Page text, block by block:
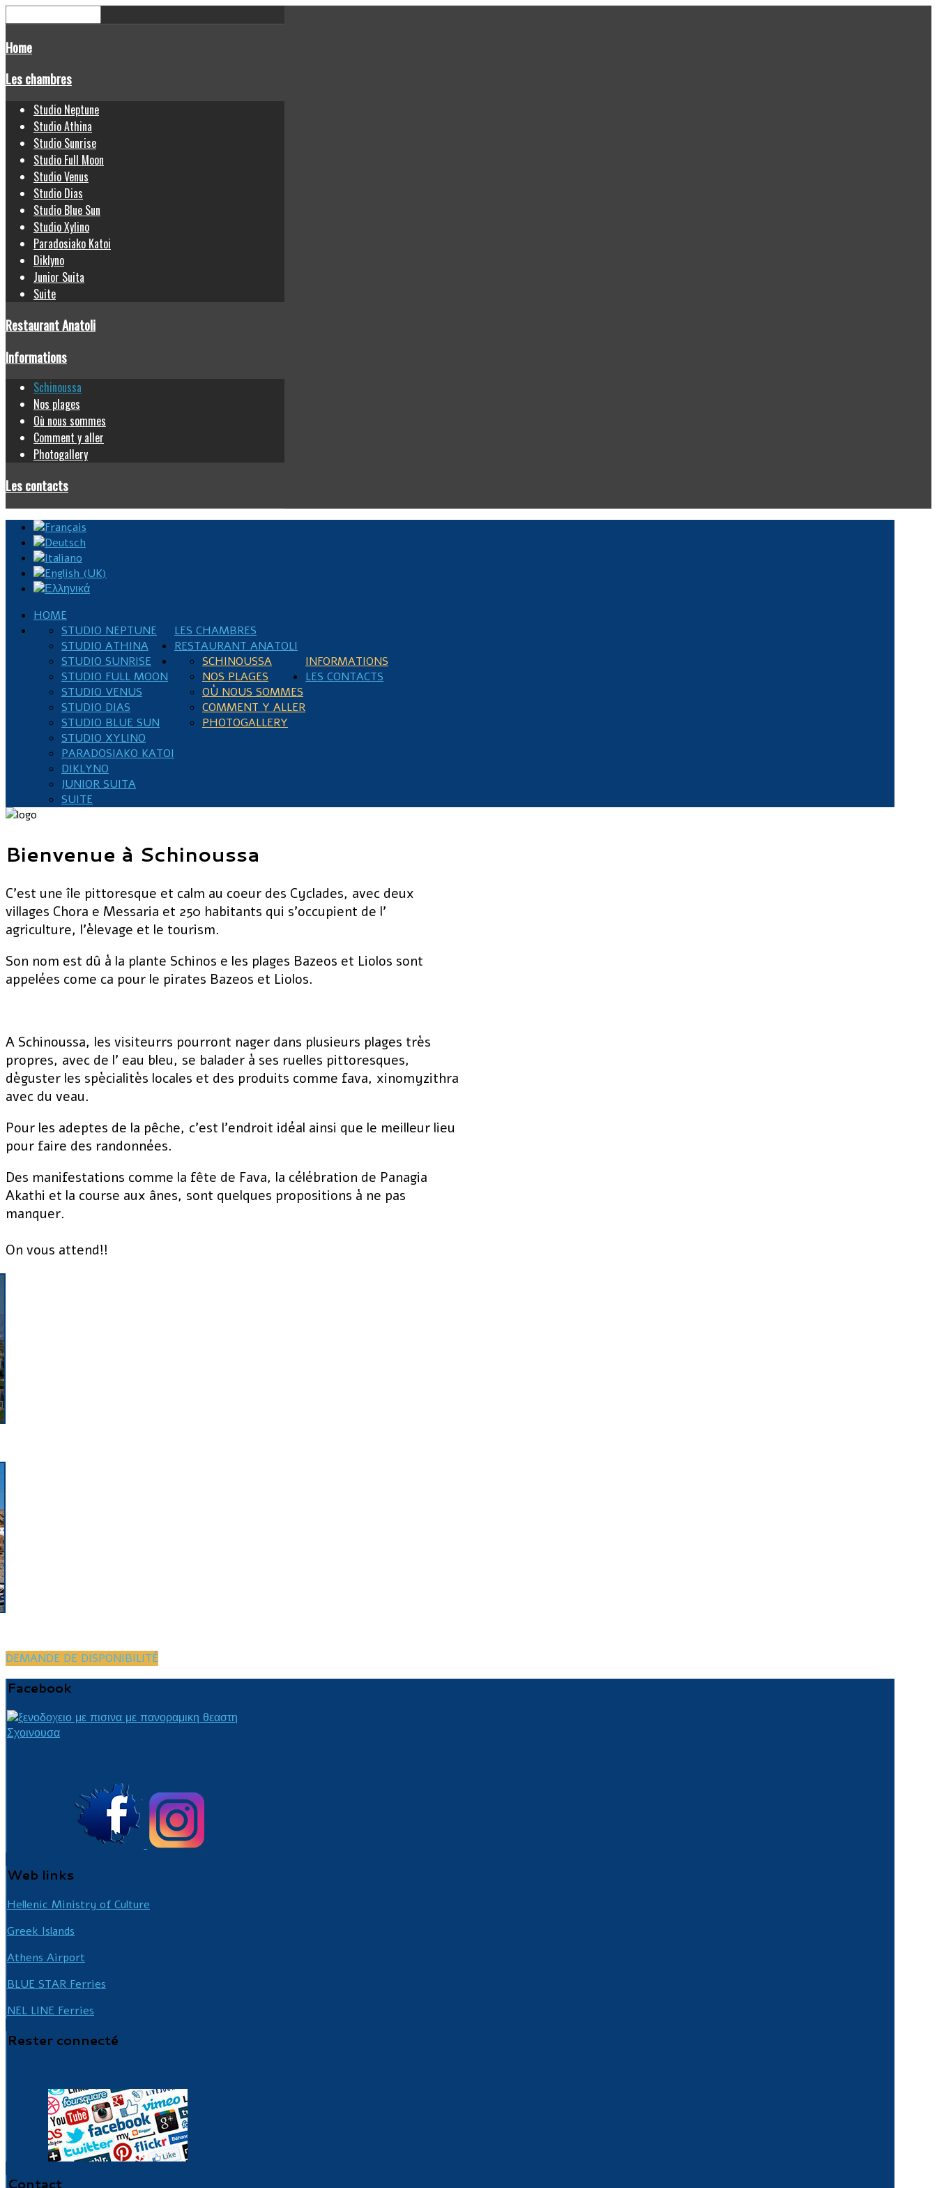
Home
Les chambres
Studio Neptune
Studio Athina
Studio Sunrise
Studio Full Moon
Studio Venus
Studio Dias
Studio Blue Sun
Studio Xylino
Paradosiako Katoi
Diklyno
Junior Suita
Suite
Restaurant Anatoli
Informations
Schinoussa
Nos plages
Où nous sommes
Comment y aller
Photogallery
Les contacts
HOME
LES CHAMBRES
STUDIO NEPTUNE
STUDIO ATHINA
STUDIO SUNRISE
STUDIO FULL MOON
STUDIO VENUS
STUDIO DIAS
STUDIO BLUE SUN
STUDIO XYLINO
PARADOSIAKO KATOI
DIKLYNO
JUNIOR SUITA
SUITE
RESTAURANT ANATOLI
INFORMATIONS
SCHINOUSSA
NOS PLAGES
OÙ NOUS SOMMES
COMMENT Y ALLER
PHOTOGALLERY
LES CONTACTS
Bienvenue à Schinoussa
C'est une île pittoresque et calm au coeur des Cyclades, avec deux
villages Chora e Messaria et 250 habitants qui s'occupient de l'
agriculture, l'èlevage et le tourism.
Son nom est dû à la plante Schinos e les plages Bazeos et Liolos sont
appelées come ca pour le pirates Bazeos et Liolos.
A Schinoussa, les visiteurrs pourront nager dans plusieurs plages très
propres, avec de l' eau bleu, se balader à ses ruelles pittoresques,
dèguster les spècialitès locales et des produits comme fava, xinomyzithra
avec du veau.
Pour les adeptes de la pêche, c'est l'endroit idéal ainsi que le meilleur lieu
pour faire des randonnées.
Des manifestations comme la fête de Fava, la célébration de Panagia
Akathi et la course aux ânes, sont quelques propositions à ne pas
manquer.
On vous attend!!
DEMANDE DE DISPONIBILITÉ
Facebook
Web links
Hellenic Ministry of Culture
Greek Islands
Athens Airport
BLUE STAR Ferries
NEL LINE Ferries
Rester connecté
Contact